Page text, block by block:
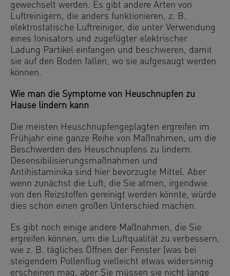
gewechselt werden. Es gibt andere Arten von
Luftreinigern, die anders funktionieren, z. B.
elektrostatische Luftreiniger, die unter Verwendung
eines Ionisators und zugefügter elektrischer
Ladung Partikel einfangen und beschweren, damit
sie auf den Boden fallen, wo sie aufgesaugt werden
können.
Wie man die Symptome von Heuschnupfen zu
Hause lindern kann
Die meisten Heuschnupfengeplagten ergreifen im
Frühjahr eine ganze Reihe von Maßnahmen, um die
Beschwerden des Heuschnupfens zu lindern.
Desensibilisierungsmaßnahmen und
Antihistaminika sind hier bevorzugte Mittel. Aber
wenn zunächst die Luft, die Sie atmen, irgendwie
von den Reizstoffen gereinigt werden könnte, würde
dies schon einen großen Unterschied machen.
Es gibt noch einige andere Maßnahmen, die Sie
ergreifen können, um die Luftqualität zu verbessern,
wie z. B. tägliches Öffnen der Fenster (was bei
steigendem Pollenflug vielleicht etwas widersinnig
erscheinen mag, aber Sie müssen sie nicht lange